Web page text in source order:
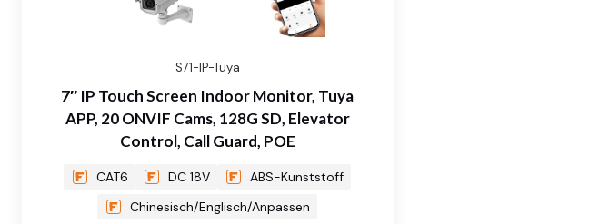
S71-IP-Tuya
7″ IP Touch Screen Indoor Monitor, Tuya
APP, 20 ONVIF Cams, 128G SD, Elevator
Control, Call Guard, POE
CAT6 DC 18V
ABS-Kunststoff
Chinesisch/Englisch/Anpassen